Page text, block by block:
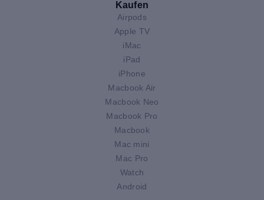
Kaufen
Airpods
Apple TV
iMac
iPad
iPhone
Macbook Air
Macbook Neo
Macbook Pro
Macbook
Mac mini
Mac Pro
Watch
Android